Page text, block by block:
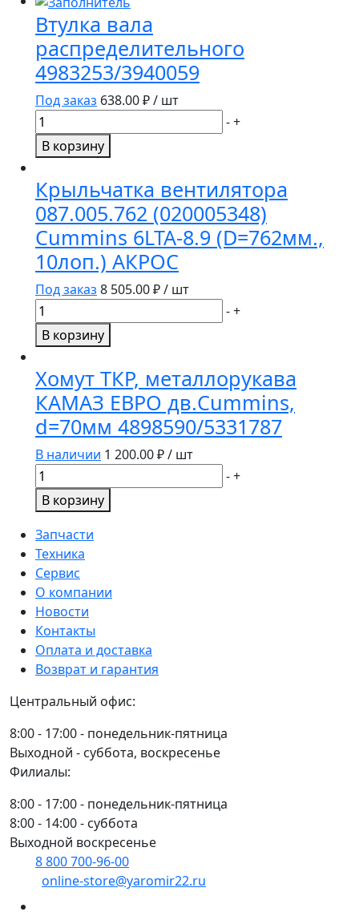
натяжителя
дв.Cummins
6CT,
ISLe,
L,
в
сб.одна
бобышка,
ролик
26900-
21
d=74мм.3936205/3934819
Втулка вала
распределительного
4983253/3940059
Под заказ 638.00₽ / шт
Количество
товара
Втулка
распределительного
4983253/3940059
-+
В корзину
Крыльчатка вентилятора
087.005.762 (020005348)
Cummins 6LTA-8.9 (D=762мм.,
10лоп.) АКРОС
Под заказ 8 505.00₽ / шт
Количество
товара
Крыльчатка
087.005.762
(020005348)
Cummins
6LTA-
8.9
(D=762мм.,
10лоп.)
-+
В корзину
Хомут ТКР, металлорукава
КАМАЗ ЕВРО дв.Cummins,
d=70мм 4898590/5331787
В наличии 1 200.00₽ / шт
Количество
товара
Хомут
ТКР,
металлорукава
КАМАЗ
ЕВРО
дв.Cummins,
d=70мм
4898590/5331787
-+
В корзину
Запчасти
Техника
Сервис
О компании
Новости
Контакты
Оплата и доставка
Возврат и гарантия
Центральный офис:
8:00 - 17:00 - понедельник-пятница
Выходной - суббота, воскресенье
Филиалы:
8:00 - 17:00 - понедельник-пятница
8:00 - 14:00 - суббота
Выходной воскресенье
8 800 700-96-00
online-store@yaromir22.ru